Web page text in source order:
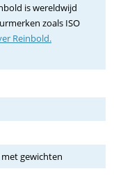
is wereldwijd
zoals ISO
Reinbold.
gewichten